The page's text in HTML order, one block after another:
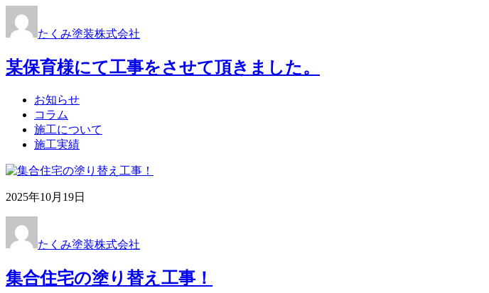
たくみ塗装株式会社
某保育様にて工事をさせて頂きました。
お知らせ
コラム
施工について
施工実績
2025年10月19日
たくみ塗装株式会社
集合住宅の塗り替え工事！